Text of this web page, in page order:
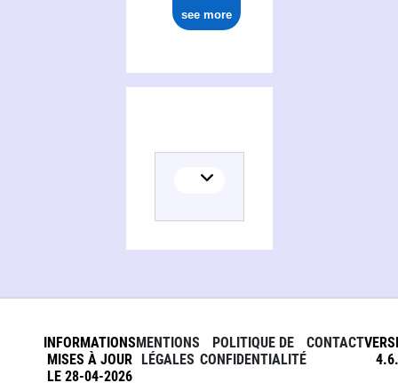
see more
INFORMATIONS
MISES À JOUR
LE 28-04-2026
MENTIONS
LÉGALES
POLITIQUE DE
CONFIDENTIALITÉ
CONTACT